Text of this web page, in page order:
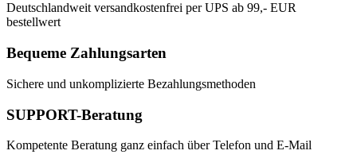
Deutschlandweit versandkostenfrei per UPS ab 99,- EUR
bestellwert
Bequeme Zahlungsarten
Sichere und unkomplizierte Bezahlungsmethoden
SUPPORT-Beratung
Kompetente Beratung ganz einfach über Telefon und E-Mail